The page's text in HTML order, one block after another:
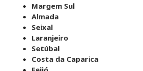
Margem Sul
Almada
Seixal
Laranjeiro
Setúbal
Costa da Caparica